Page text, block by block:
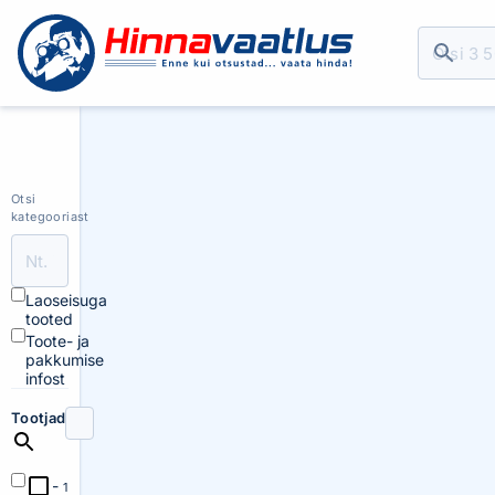
Otsi
kategooriast
Laoseisuga
tooted
Toote- ja
pakkumise
infost
Tootjad
- 1